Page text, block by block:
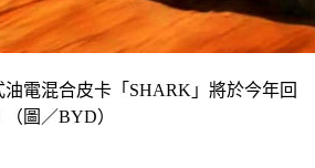
電混合皮卡「SHARK」將於今年回